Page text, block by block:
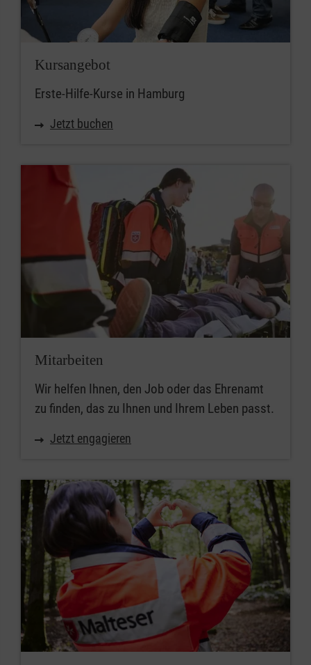
Kursangebot
Erste-Hilfe-Kurse in Hamburg
Jetzt buchen
Mitarbeiten
Wir helfen Ihnen, den Job oder das Ehrenamt
zu finden, das zu Ihnen und Ihrem Leben passt.
Jetzt engagieren